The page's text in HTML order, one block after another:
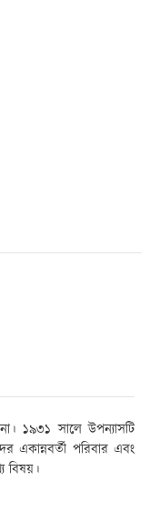
১৯৩১ সালে উপন্যাসটি
একান্নবর্তী পরিবারএবং
বিষয়।